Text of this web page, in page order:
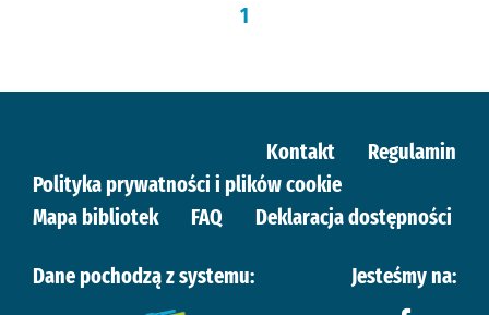
1
Kontakt
Regulamin
Polityka prywatności i plików cookie
Mapa bibliotek
FAQ Deklaracja dostępności
Dane pochodzą z systemu: Jesteśmy na: